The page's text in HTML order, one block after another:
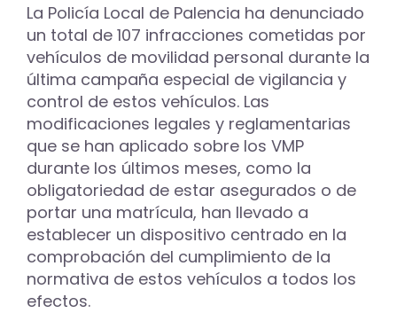
La Policía Local de Palencia ha denunciado
un total de 107 infracciones cometidas por
vehículos de movilidad personal durante la
última campaña especial de vigilancia y
control de estos vehículos. Las
modificaciones legales y reglamentarias
que se han aplicado sobre los VMP
durante los últimos meses, como la
obligatoriedad de estar asegurados o de
portar una matrícula, han llevado a
establecer un dispositivo centrado en la
comprobación del cumplimiento de la
normativa de estos vehículos a todos los
efectos.